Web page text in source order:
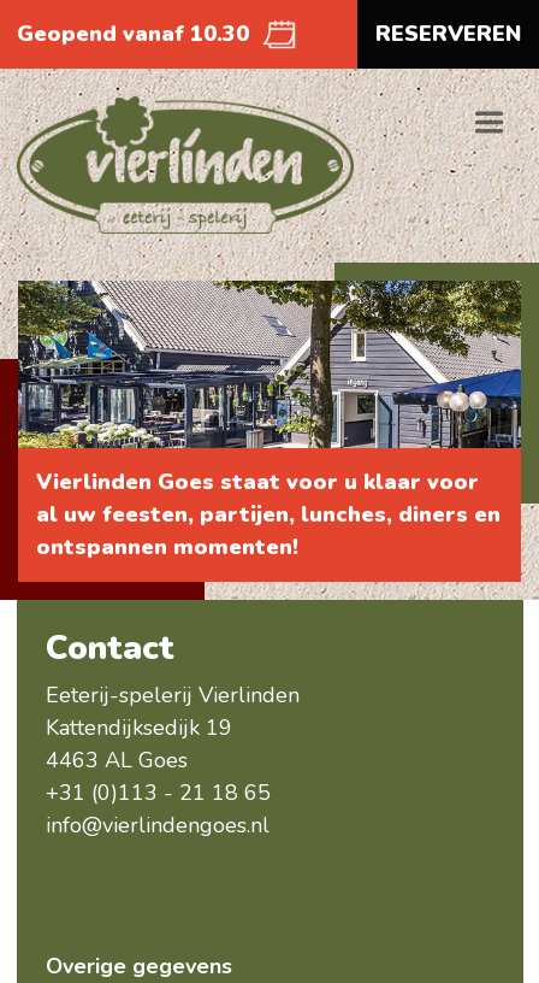
Vierlinden Goes staat voor u klaar voor
al uw feesten, partijen, lunches, diners en
ontspannen momenten!
RESERVEREN
Contact
Eeterij-spelerij Vierlinden
Kattendijksedijk 19
4463 AL Goes
+31 (0)113 - 21 18 65
info@vierlindengoes.nl
Overige gegevens
Geopend vanaf 10.30